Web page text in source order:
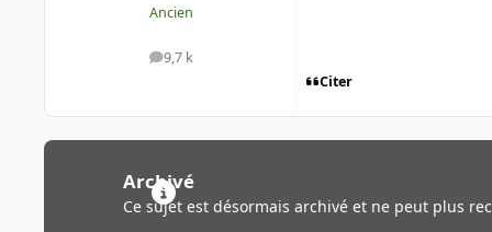
Ancien
9,7 k
messages
Citer
Archivé
Ce sujet est désormais archivé et ne peut plus